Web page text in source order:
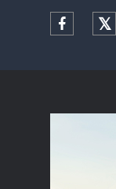
Facebook